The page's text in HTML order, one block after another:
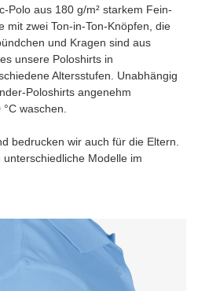
Polo aus 180 g/m² starkem Fein-
mit zwei Ton-in-Ton-Knöpfen, die
und Kragen sind aus
unsere Poloshirts in
Altersstufen. Unabhängig
Poloshirts angenehm
waschen.
bedrucken wir auch für die Eltern.
Modelle im